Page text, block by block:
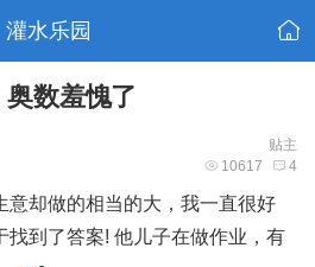
灌水乐园
数羞愧了
贴主
10617 4
意却做的相当的大，我一直很好
找到了答案! 他儿子在做作业，有